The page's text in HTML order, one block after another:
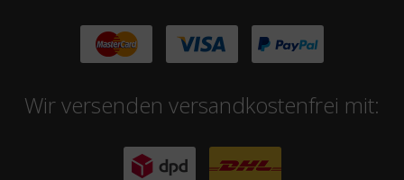
Wir versenden versandkostenfrei mit: